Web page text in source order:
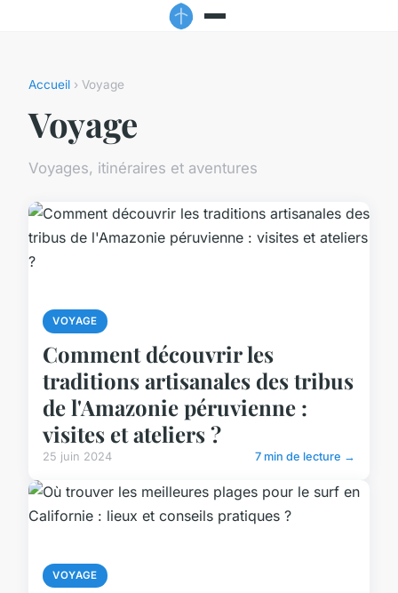
Accueil › Voyage
Voyage
Voyages, itinéraires et aventures
VOYAGE
Comment découvrir les
traditions artisanales des tribus
de l'Amazonie péruvienne :
visites et ateliers ?
25 juin 2024 7 min de lecture →
VOYAGE